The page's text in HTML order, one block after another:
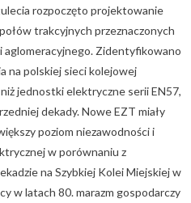
rozpoczęto projektowanie
trakcyjnych przeznaczonych
aglomeracyjnego. Zidentyfikowano
na polskiej sieci kolejowej
jednostki elektryczne serii EN57,
dekady. Nowe EZT miały
poziom niezawodności i
w porównaniu z
na Szybkiej Kolei Miejskiej w
w latach 80. marazm gospodarczy